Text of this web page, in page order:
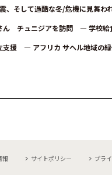
、そして過酷な冬/危機に見舞
ん チュニジアを訪問 ― 学校
支援 ― アフリカ サヘル地域
報 サイトポリシー プラ